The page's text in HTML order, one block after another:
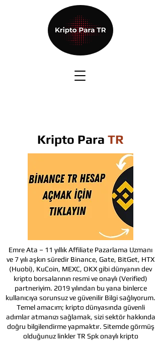
Kripto Para TR
Emre Ata – 11 yıllık Affiliate Pazarlama Uzmanı
ve 7 yılı aşkın süredir Binance, Gate, BitGet, HTX
(Huobi), KuCoin, MEXC, OKX gibi dünyanın dev
kripto borsalarının resmi ve onaylı (Verified)
partneriyim. 2019 yılından bu yana binlerce
kullanıcıya sorunsuz ve güvenilir Bilgi sağlıyorum.
Temel amacım; kripto dünyasında güvenli
adımlar atmanızı sağlamak, sizi sektör hakkında
doğru bilgilendirme yapmaktır. Sitemde görmüş
olduğunuz linkler TR Spk onaylı kripto